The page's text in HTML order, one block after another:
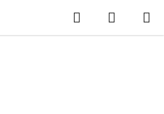
Hľadať